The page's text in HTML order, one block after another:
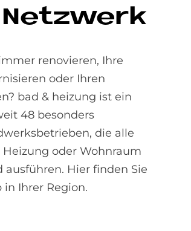
in
renovieren, Ihre
oder Ihren
bad & heizung ist ein
48 besonders
die alle
oder Wohnraum
ausführen. Hier finden Sie
Ihrer Region.